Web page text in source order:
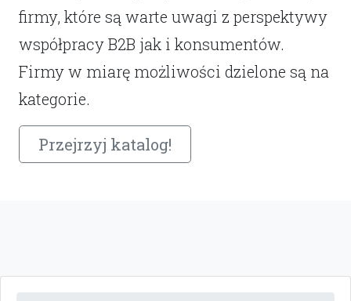
firmy, które są warte uwagi z perspektywy
współpracy B2B jak i konsumentów.
Firmy w miarę możliwości dzielone są na
kategorie.
Przejrzyj katalog!